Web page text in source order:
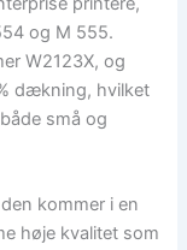
og M 555.
W2123X, og
dækning, hvilket
små og
kommer i en
høje kvalitet som